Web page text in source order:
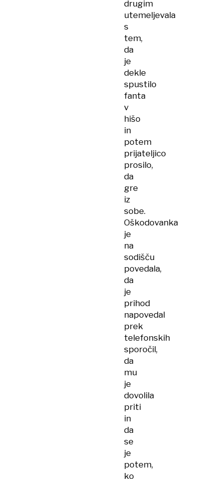
drugim
utemeljevala
s
tem,
da
je
dekle
spustilo
fanta
v
hišo
in
potem
prijateljico
prosilo,
da
gre
iz
sobe.
Oškodovanka
je
na
sodišču
povedala,
da
je
prihod
napovedal
prek
telefonskih
sporočil,
da
mu
je
dovolila
priti
in
da
se
je
potem,
ko